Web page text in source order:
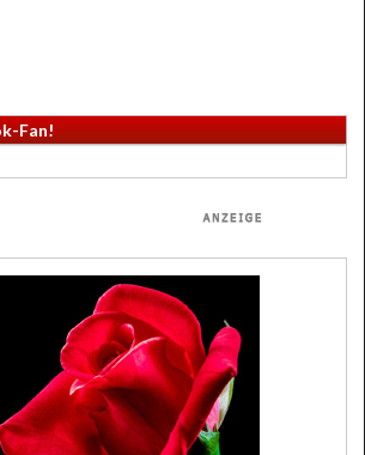
Fan!